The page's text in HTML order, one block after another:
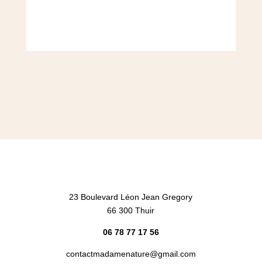
23 Boulevard Léon Jean Gregory
66 300 Thuir
06 78 77 17 56
contactmadamenature@gmail.com